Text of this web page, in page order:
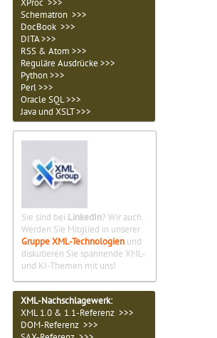
XProc >>>
Schematron >>>
DocBook >>>
DITA >>>
RSS & Atom >>>
Reguläre Ausdrücke >>>
Python >>>
Perl >>>
Oracle SQL >>>
Java und XSLT >>>
Sie sind bei LinkedIn? Wir auch.
Werden Sie Mitglied in unserer
Gruppe XML-Technologien und
diskutieren Sie spannende XML-
und KI-Themen mit uns!
XML-Nachschlagewerk:
XML 1.0 & 1.1-Referenz >>>
DOM-Referenz >>>